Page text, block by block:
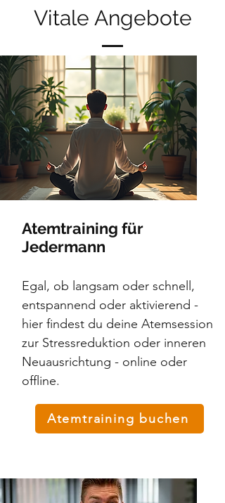
Vitale Angebote
Atemtraining für
Jedermann
Egal, ob langsam oder schnell,
entspannend oder aktivierend -
hier findest du deine Atemsession
zur Stressreduktion oder inneren
Neuausrichtung - online oder
offline.
Atemtraining buchen